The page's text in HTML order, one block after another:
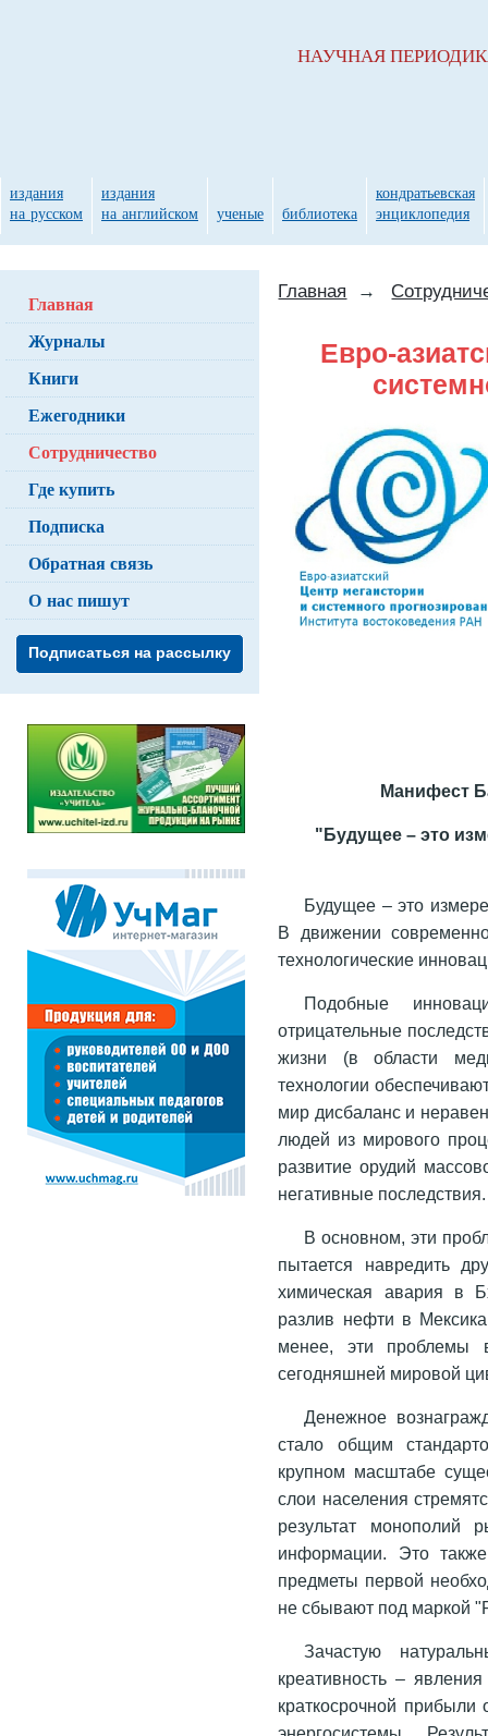
Главная →
Евро-
Манифест
"Будущее – это
Будущее – это
В движении
технологические
Подобные
отрицательные
жизни (в области
технологии
мир дисбаланс и
людей из мирового
развитие орудий
негативные последствия.
В основном, эти
пытается навредить
химическая авария в
разлив нефти в
менее, эти проблемы
сегодняшней мировой
Денежное
стало общим
крупном масштабе
слои населения
результат монополий
информации. Это
предметы первой
не сбывают под маркой
Зачастую
креативность –
краткосрочной прибыли
Главная
Журналы
Книги
Ежегодники
Сотрудничество
Где купить
Подписка
Обратная связь
О нас пишут
Подписаться на рассылку
НАУЧНАЯ
издания
на русском
издания
на английском
ученые библиотека
кондратьевская
энциклопедия